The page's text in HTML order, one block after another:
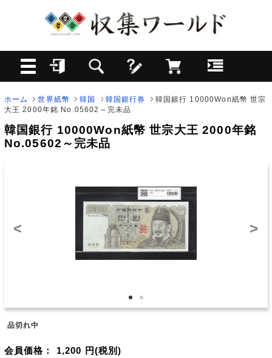
ホーム 世界紙幣 韓国 韓国銀行券
韓国銀行 10000Won紙幣 世宗
大王 2000年銘 No.05602～完未品
韓国銀行 10000Won紙幣 世宗大王 2000年銘
No.05602～完未品
< >
品切れ中
会員価格： 1,200 円(税別)